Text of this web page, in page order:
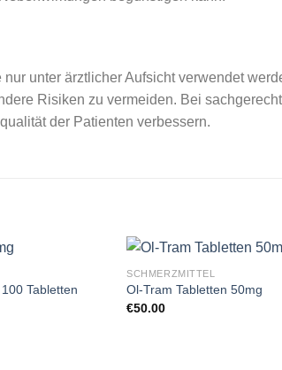
unter ärztlicher Aufsicht verwendet
Risiken zu vermeiden. Bei
der Patienten verbessern.
Tabletten
SCHMERZMITTEL
Ol-Tram Tabletten 50mg
€50.00